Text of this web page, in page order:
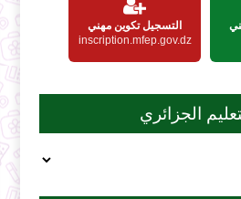
التسجيل تكوين مهني
inscription.mfep.gov.dz
الجزائري